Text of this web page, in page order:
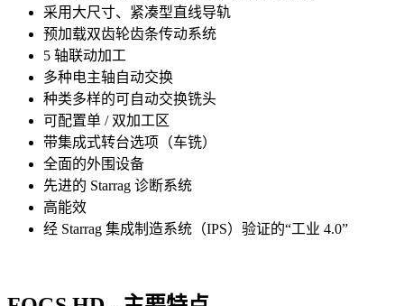
采用大尺寸、紧凑型直线导轨
预加载双齿轮齿条传动系统
5 轴联动加工
多种电主轴自动交换
种类多样的可自动交换铣头
可配置单 / 双加工区
带集成式转台选项（车铣）
全面的外围设备
先进的 Starrag 诊断系统
高能效
经 Starrag 集成制造系统（IPS）验证的“工业 4.0”